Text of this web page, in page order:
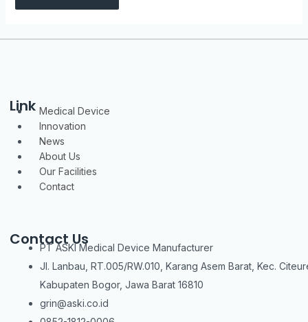
Link
Menu
Medical Device
Innovation
News
About Us
Our Facilities
Contact
Contact Us
PT ASKI Medical Device Manufacturer
Jl. Lanbau, RT.005/RW.010, Karang Asem Barat, Kec.
Kabupaten Bogor, Jawa Barat 16810
grin@aski.co.id